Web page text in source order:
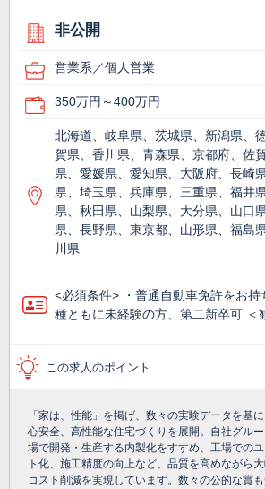
非公開
営業系／個人営業
350万円～400万円
北海道、岐阜県、茨城県、新潟県、
賀県、香川県、青森県、京都府、佐
県、愛媛県、愛知県、大阪府、長崎
県、埼玉県、兵庫県、三重県、福井
県、秋田県、山梨県、大分県、山口
県、長野県、東京都、山形県、福島
川県
<必須条件> ・普通自動車免許をお
種ともに未経験の方、第二新卒可
この求人のポイント
「家は、性能」を掲げ、数々の実験データを基
心安全、高性能な住宅づくりを展開。自社グル
場で開発・生産する内製化をすすめ、工場でのユ
ト化、施工精度の向上など、品質を高めながら
コスト削減を実現しています。数々の公的な賞